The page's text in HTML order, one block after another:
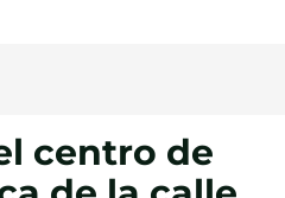
centro de